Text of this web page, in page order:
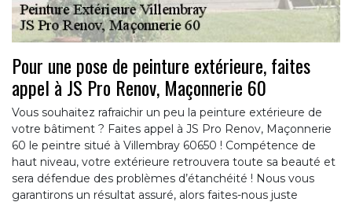
Pour une pose de peinture extérieure, faites
appel à JS Pro Renov, Maçonnerie 60
Vous souhaitez rafraichir un peu la peinture extérieure de
votre bâtiment ? Faites appel à JS Pro Renov, Maçonnerie
60 le peintre situé à Villembray 60650 ! Compétence de
haut niveau, votre extérieure retrouvera toute sa beauté et
sera défendue des problèmes d’étanchéité ! Nous vous
garantirons un résultat assuré, alors faites-nous juste